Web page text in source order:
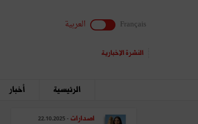
Français العربية
النشرة الإخبارية
الرئيسية أخبار
اصدارات - 22.10.2025